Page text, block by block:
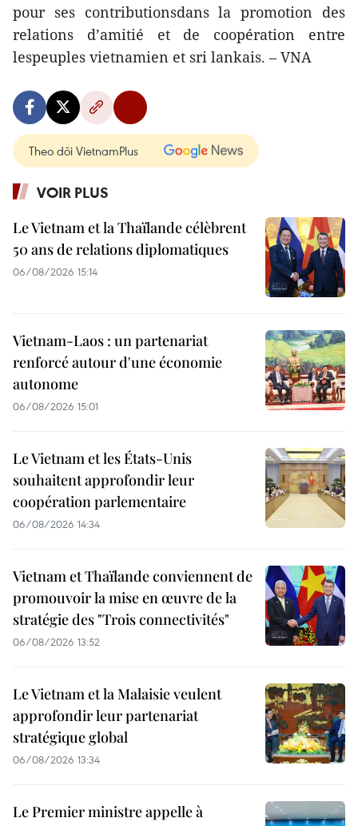
pour ses contributionsdans la promotion des
relations d’amitié et de coopération entre
lespeuples vietnamien et sri lankais. – VNA
Theo dõi VietnamPlus
VOIR PLUS
Le Vietnam et la Thaïlande célèbrent
50 ans de relations diplomatiques
06/08/2026 15:14
Vietnam-Laos : un partenariat
renforcé autour d'une économie
autonome
06/08/2026 15:01
Le Vietnam et les États-Unis
souhaitent approfondir leur
coopération parlementaire
06/08/2026 14:34
Vietnam et Thaïlande conviennent de
promouvoir la mise en œuvre de la
stratégie des "Trois connectivités"
06/08/2026 13:52
Le Vietnam et la Malaisie veulent
approfondir leur partenariat
stratégique global
06/08/2026 13:34
Le Premier ministre appelle à